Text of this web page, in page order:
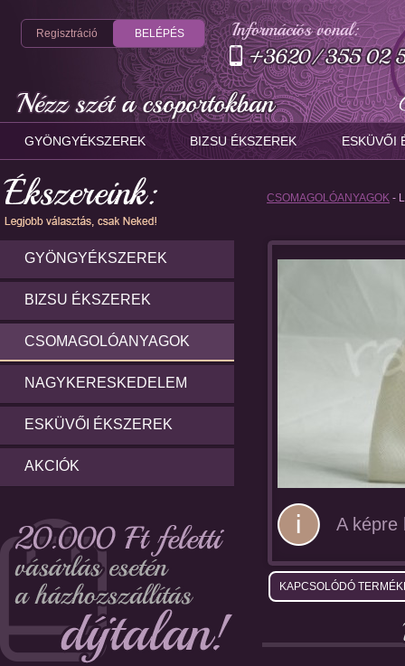
Regisztráció BELÉPÉS
GYÖNGYÉKSZEREK BIZSU ÉKSZEREK ESKÜVŐI
GYÖNGYÉKSZEREK
BIZSU ÉKSZEREK
CSOMAGOLÓANYAGOK
NAGYKERESKEDELEM
ESKÜVŐI ÉKSZEREK
AKCIÓK
CSOMAGOLÓANYAGOK -
A képre
KAPCSOLÓDÓ